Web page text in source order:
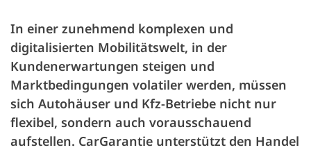
Serwis i wsparcie
techniczne
Partnerzy
Właściciel pojazdu
Firma
Kariera
In einer zunehmend komplexen und
digitalisierten Mobilitätswelt, in der
Kundenerwartungen steigen und
Marktbedingungen volatiler werden, müssen
sich Autohäuser und Kfz-Betriebe nicht nur
flexibel, sondern auch vorausschauend
aufstellen. CarGarantie unterstützt den Handel